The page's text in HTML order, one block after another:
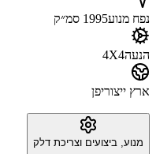
נפח מנוע1995 סמ״ק
הנעה4X4
ארץ ייצוריפן
מנוע, ביצועים וצריכת דלק